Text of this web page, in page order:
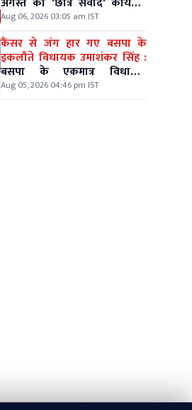
रद्द, केपी कॉलेज मैदान की बुकिंग
निरस्त
Aug 06, 2026 03:05 am IST
कैंसर से जंग हार गए बसपा के
इकलौते विधायक उमाशंकर सिंह :
बसपा के एकमात्र विधायक
उमाशंकर सिंह का दिल्ली में निधन
Aug 05, 2026 04:46 pm IST